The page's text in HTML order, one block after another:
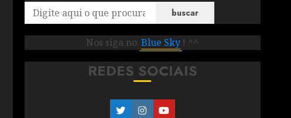
buscar
Nos siga no Blue Sky ! ^^
REDES SOCIAIS